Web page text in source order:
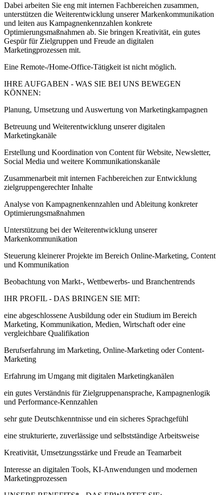
Dabei arbeiten Sie eng mit internen Fachbereichen zusammen,
unterstützen die Weiterentwicklung unserer Markenkommunikation
und leiten aus Kampagnenkennzahlen konkrete
Optimierungsmaßnahmen ab. Sie bringen Kreativität, ein gutes
Gespür für Zielgruppen und Freude an digitalen
Marketingprozessen mit.
Eine Remote-/Home-Office-Tätigkeit ist nicht möglich.
IHRE AUFGABEN - WAS SIE BEI UNS BEWEGEN
KÖNNEN:
Planung, Umsetzung und Auswertung von Marketingkampagnen
Betreuung und Weiterentwicklung unserer digitalen
Marketingkanäle
Erstellung und Koordination von Content für Website, Newsletter,
Social Media und weitere Kommunikationskanäle
Zusammenarbeit mit internen Fachbereichen zur Entwicklung
zielgruppengerechter Inhalte
Analyse von Kampagnenkennzahlen und Ableitung konkreter
Optimierungsmaßnahmen
Unterstützung bei der Weiterentwicklung unserer
Markenkommunikation
Steuerung kleinerer Projekte im Bereich Online-Marketing, Content
und Kommunikation
Beobachtung von Markt-, Wettbewerbs- und Branchentrends
IHR PROFIL - DAS BRINGEN SIE MIT:
eine abgeschlossene Ausbildung oder ein Studium im Bereich
Marketing, Kommunikation, Medien, Wirtschaft oder eine
vergleichbare Qualifikation
Berufserfahrung im Marketing, Online-Marketing oder Content-
Marketing
Erfahrung im Umgang mit digitalen Marketingkanälen
ein gutes Verständnis für Zielgruppenansprache, Kampagnenlogik
und Performance-Kennzahlen
sehr gute Deutschkenntnisse und ein sicheres Sprachgefühl
eine strukturierte, zuverlässige und selbstständige Arbeitsweise
Kreativität, Umsetzungsstärke und Freude an Teamarbeit
Interesse an digitalen Tools, KI-Anwendungen und modernen
Marketingprozessen